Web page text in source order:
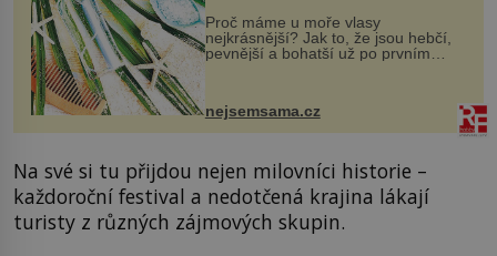
Proč máme u moře vlasy
nejkrásnější? Jak to, že jsou hebčí,
pevnější a bohatší už po prvním
vlasy. ...
nejsemsama.cz
Na své si tu přijdou nejen milovníci historie –
každoroční festival a nedotčená krajina lákají
turisty z různých zájmových skupin.